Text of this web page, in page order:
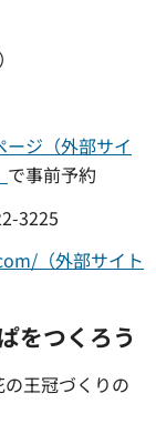
ジ（外部サイ
で事前予約
3225
（外部サイト
をつくろう
王冠づくりの